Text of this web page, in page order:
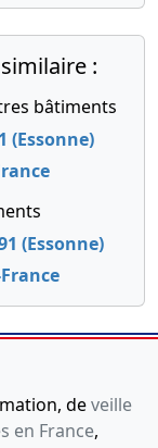
d'assemblée
générale
mixte,
Statuts
mis à jour
anciennement
: 13 rue des
91350
GRIGNY au
Emile
Aillaud
91350
statutaire(s)
:
bâtiments
(Essonne)
(Essonne)
deveille
en France,